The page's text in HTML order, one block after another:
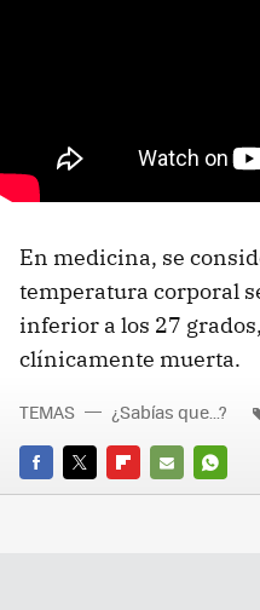
En medicina, se
temperatura corporal
inferior a los 27
clínicamente muerta.
FACEBOOK
TWITTERFLIPBOARD
E-
TEMAS ¿Sabías que...?